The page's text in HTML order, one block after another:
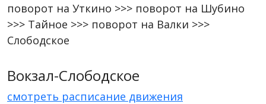
поворот на Уткино >>> поворот на Шубино
>>> Тайное >>> поворот на Валки >>>
Слободское
Вокзал-Слободское
смотреть расписание движения